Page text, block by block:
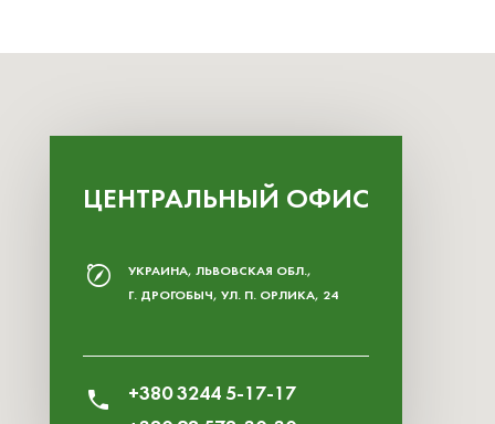
ЦЕНТРАЛЬНЫЙ ОФИС
УКРАИНА, ЛЬВОВСКАЯ ОБЛ.,
Г. ДРОГОБЫЧ, УЛ. П. ОРЛИКА, 24
+380 3244 5-17-17